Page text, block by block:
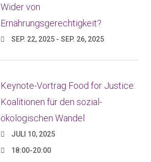
Wider von
Ernährungsgerechtigkeit?
SEP. 22, 2025 - SEP. 26, 2025
Keynote-Vortrag Food for Justice:
Koalitionen für den sozial-
ökologischen Wandel
JULI 10, 2025
18:00-20:00